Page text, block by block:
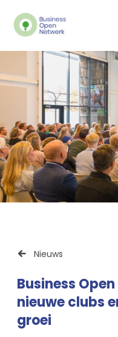
Nieuws
Business
nieuwe clubs
groei